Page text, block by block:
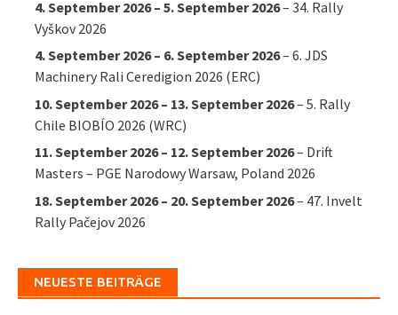
4. September 2026– 5. September 2026–34. Rally
Vyškov 2026
4. September 2026– 6. September 2026–6. JDS
Machinery Rali Ceredigion 2026 (ERC)
10. September 2026– 13. September 2026–5. Rally
Chile BIOBÍO 2026 (WRC)
11. September 2026– 12. September 2026– Drift
Masters – PGE Narodowy Warsaw, Poland 2026
18. September 2026– 20. September 2026– 47. Invelt
Rally Pačejov 2026
NEUESTE BEITRÄGE